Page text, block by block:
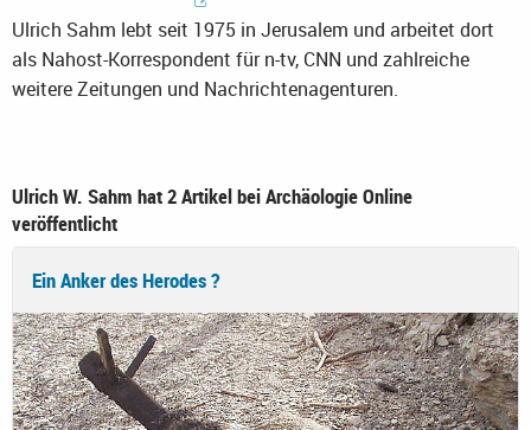
Ulrich Sahm lebt seit 1975 in Jerusalem und arbeitet dort
als Nahost-Korrespondent für n-tv, CNN und zahlreiche
weitere Zeitungen und Nachrichtenagenturen.
Ulrich W. Sahm hat 2 Artikel bei Archäologie Online
veröffentlicht
Ein Anker des Herodes ?